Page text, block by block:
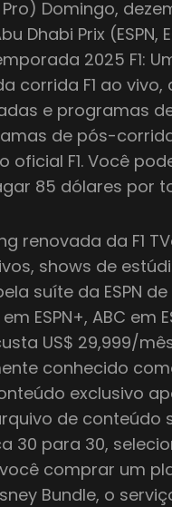
Pro) Domingo,
Dhabi Prix (ESPN,
2025 F1:
corrida F1 ao vivo,
e programas de
de pós-
F1. Você
85 dólares por
renovada da F1 TV
shows de
suíte da ESPN
ESPN+, ABC em
US$ 29,999/
conhecido
exclusivo
de conteúdo
para 30,
comprar um
Bundle, o